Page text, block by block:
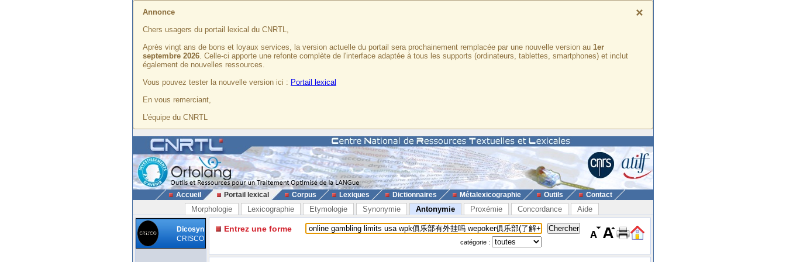
×
Annonce
Chers usagers du portail lexical du CNRTL,
Après vingt ans de bons et loyaux services, la version actuelle du portail sera prochainement remplacée par une nouvelle version au 1er
septembre 2026. Celle-ci apporte une refonte complète de l'interface adaptée à tous les supports (ordinateurs, tablettes, smartphones) et inclut
également de nouvelles ressources.
Vous pouvez tester la nouvelle version ici : Portail lexical
En vous remerciant,
L'équipe du CNRTL
Accueil Portail lexical Corpus Lexiques Dictionnaires Métalexicographie Outils Contact
Morphologie Lexicographie Etymologie Synonymie Antonymie Proxémie Concordance Aide
Dicosyn
CRISCO
Entrez une forme
catégorie :